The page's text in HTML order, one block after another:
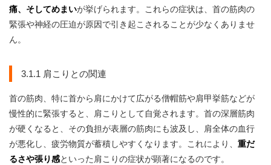
痛、そしてめまいが挙げられます。これらの症状は、首の筋肉の
緊張や神経の圧迫が原因で引き起こされることが少なくありませ
ん。
3.1.1 肩こりとの関連
首の筋肉、特に首から肩にかけて広がる僧帽筋や肩甲挙筋などが
慢性的に緊張すると、肩こりとして自覚されます。首の深層筋肉
が硬くなると、その負担が表層の筋肉にも波及し、肩全体の血行
が悪化し、疲労物質が蓄積しやすくなります。これにより、 重だ
るさや張り感といった肩こりの症状が顕著になるのです。